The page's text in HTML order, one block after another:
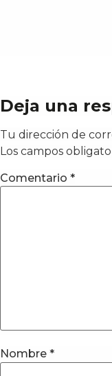
Deja una
Tu dirección de
Los campos
Comentario *
Nombre *